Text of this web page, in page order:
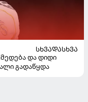
ᲡᲮᲕᲐᲓᲐᲡᲮᲕᲐ
და დიდი
გადაწყდა